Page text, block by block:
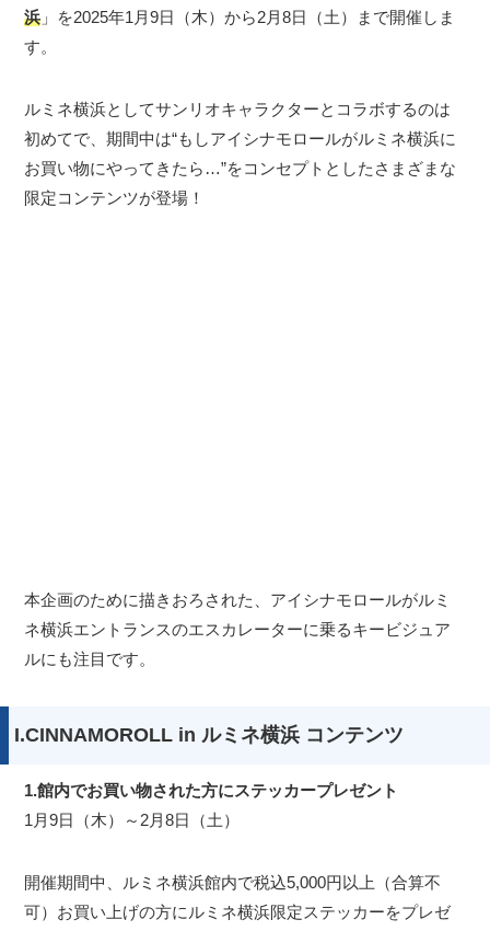
浜 」を2025年1月9日（木）から2月8日（土）まで開催しま
す。
ルミネ横浜としてサンリオキャラクターとコラボするのは
初めてで、期間中は“もしアイシナモロールがルミネ横浜に
お買い物にやってきたら…”をコンセプトとしたさまざまな
限定コンテンツが登場！
本企画のために描きおろされた、アイシナモロールがルミ
ネ横浜エントランスのエスカレーターに乗るキービジュア
ルにも注目です。
I.CINNAMOROLL in ルミネ横浜 コンテンツ
1.館内でお買い物された方にステッカープレゼント
1月9日（木）～2月8日（土）
開催期間中、ルミネ横浜館内で税込5,000円以上（合算不
可）お買い上げの方にルミネ横浜限定ステッカーをプレゼ